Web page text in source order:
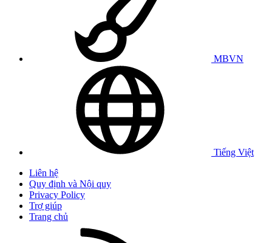
MBVN
Tiếng Việt
Liên hệ
Quy định và Nội quy
Privacy Policy
Trợ giúp
Trang chủ